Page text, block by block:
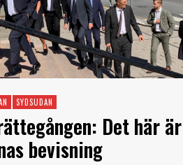
SYDSUDAN
Det här är
bevisning